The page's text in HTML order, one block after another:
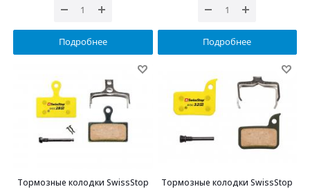
Подробнее Подробнее
Тормозные колодки SwissStop
Тормозные колодки SwissStop